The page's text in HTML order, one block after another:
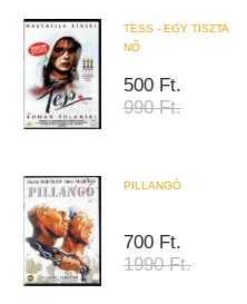
TESS - EGY TISZTA
NŐ
500 Ft.
990 Ft.
PILLANGÓ
700 Ft.
1990 Ft.